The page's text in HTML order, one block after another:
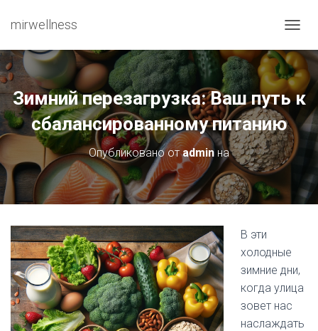
mirwellness
Зимний перезагрузка: Ваш путь к
сбалансированному питанию
Опубликовано отadmin на
В эти
холодные
зимние дни,
когда улица
зовет нас
наслаждать